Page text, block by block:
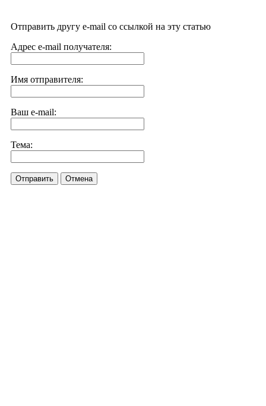
Отправить другу e-mail со ссылкой на эту статью
Адрес e-mail получателя:
Имя отправителя:
Ваш e-mail:
Тема:
Отправить Отмена